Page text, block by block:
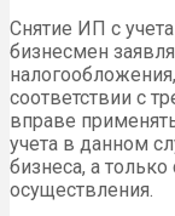
Снятие ИП с
бизнесмен
соответствии с
вправе
учета в данном
бизнеса, а
осуществления.